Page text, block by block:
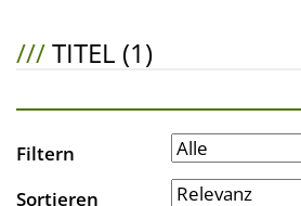
///TITEL (1)
Filtern
Sortieren